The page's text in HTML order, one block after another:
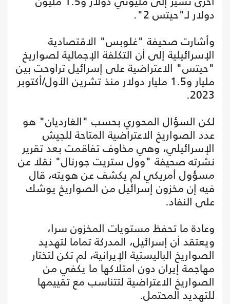
دولار لـ"حيتس 2".
وأشارت صحيفة "غلوبس" الاقتصادية
الإسرائيلية إلى أن التكلفة الإجمالية لصواريخ
"حيتس" الاعتراضية على إسرائيل تراوحت بين
مليار و1.5 مليار دولار منذ تشرين الأول/أكتوبر
2023.
لكن السؤال المحوري بحسب "الغارديان" هو
عدد الصواريخ الاعتراضية المتاحة للجيش
الإسرائيلي، وهي مخاوف تفاقمت بعد تقرير
نشرته صحيفة "وول ستريت جورنال" نقلا عن
مسؤول أمريكي لم يكشف عن هويته، قال
فيه إن مخزون إسرائيل من الصواريخ يوشك
على النفاد.
وعادة ما تحفظ مستويات المخزون سرا،
ويعتقد أن إسرائيل، المدركة تماما لتهديد
الصواريخ الباليستية الإيرانية، لم تكن لتختار
مهاجمة إيران دون امتلاكها ما يكفي من
الصواريخ الاعتراضية لتتناسب مع تقييمها
للتهديد المحتمل.